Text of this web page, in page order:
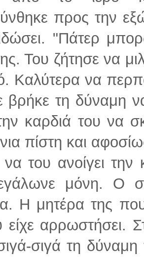
προς την
"Πάτερ
Του ζήτησε να
Καλύτερα να
βρήκε τη δύναμη
καρδιά του να
πίστη και
του ανοίγει την
μόνη. Ο
Η μητέρα της
είχε αρρωστήσει.
σιγά τη